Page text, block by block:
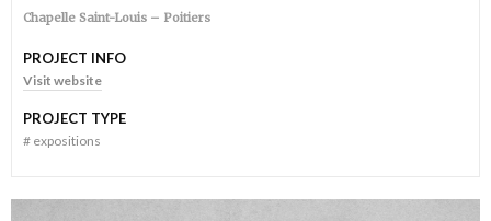
Chapelle Saint-Louis – Poitiers
PROJECT INFO
Visit website
PROJECT TYPE
# expositions